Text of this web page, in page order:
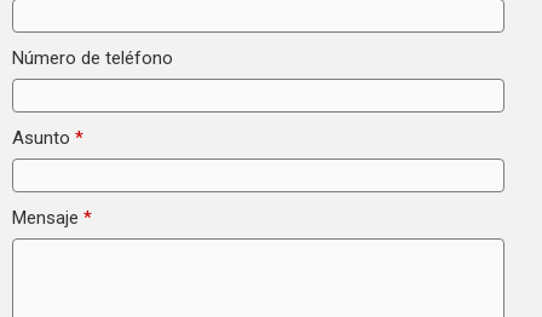
Número de teléfono
Asunto *
Mensaje *